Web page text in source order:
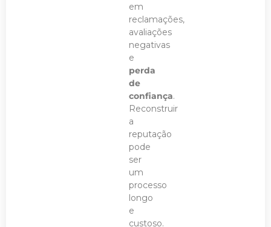
em
reclamações,
avaliações
negativas
e
perda
de
confiança.
Reconstruir
a
reputação
pode
ser
um
processo
longo
e
custoso.